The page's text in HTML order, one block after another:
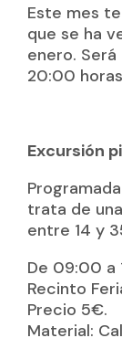
Este mes
que se ha
enero.
20:00
Excursión
trata de
entre 14 y
De 09:00 a
Recinto
Precio 5€.
Material: